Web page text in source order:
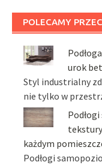
POLECAMY
urok
Styl industrialny
nie tylko w
każdym
Podłogi